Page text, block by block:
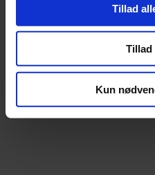
Tillad
Tillad
Kun
svp@beierholm.dk
51 26 06 31.
Kommunikations- &
Beierholm.
uth@beierholm.dk
20 80 28 41.